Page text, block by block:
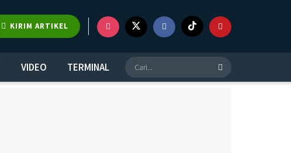
KIRIM ARTIKEL
VIDEO TERMINAL